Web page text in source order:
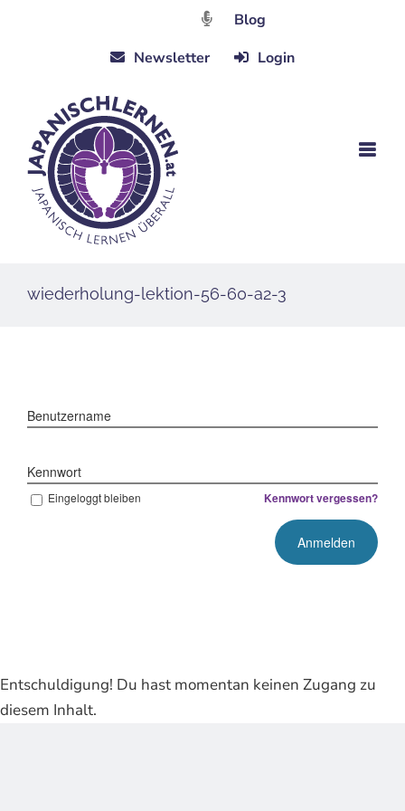
Blog
Newsletter
Login
wiederholung-lektion-56-60-a2-3
Benutzername
Kennwort
Eingeloggt bleiben Kennwort vergessen?
Entschuldigung! Du hast momentan keinen Zugang zu
diesem Inhalt.